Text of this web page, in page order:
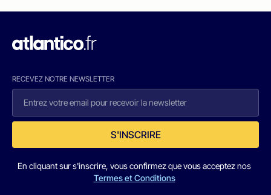
RECEVEZ NOTRE NEWSLETTER
S'INSCRIRE
En cliquant sur s'inscrire, vous confirmez que vous acceptez nos
Termes et Conditions